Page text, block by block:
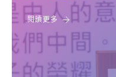
閱讀更多